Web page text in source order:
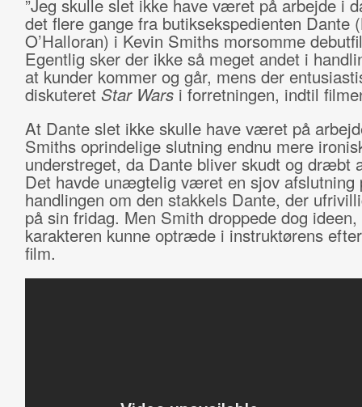
”Jeg skulle slet ikke have været på arbejde i
det flere gange fra butiksekspedienten Dante
O’Halloran) i Kevin Smiths morsomme
Egentlig sker der ikke så meget andet i
at kunder kommer og går, mens der
diskuteret Star Warsi forretningen, indtil
At Dante slet ikke skulle have været på
Smiths oprindelige slutning endnu mere
understreget, da Dante bliver skudt og dræbt
Det havde unægtelig været en sjov afslutning
handlingen om den stakkels Dante, der
på sin fridag. Men Smith droppede dog ideen,
karakteren kunne optræde i instruktørens
film.